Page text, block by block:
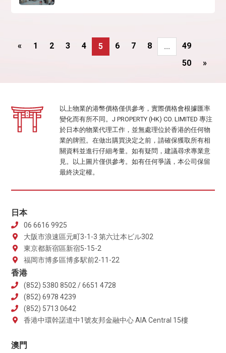
« 1 2 3 4 5 6 7 8 ...
49
50
»
以上物業的港幣價格僅供參考，實際價格會根據匯率
變化而有所不同。J PROPERTY (HK) CO. LIMITED 專注
於日本的物業代理工作，並無處理位於香港的任何物
業的牌照。在做出購買決定之前，請確保獲取所有相
關資料並進行仔細考量。如有疑問，建議尋求專業意
見。以上圖片僅供參考。如有任何爭議，本公司保留
最終決定權。
日本
06 6616 9925
大阪市浪速區元町3-1-3 第六辻本ビル302
東京都新宿區新宿5-15-2
福岡市博多區博多駅前2-11-22
香港
(852) 5380 8502 / 6651 4728
(852) 6978 4239
(852) 5713 0642
香港中環幹諾道中1號友邦金融中心 AIA Central 15樓
澳門